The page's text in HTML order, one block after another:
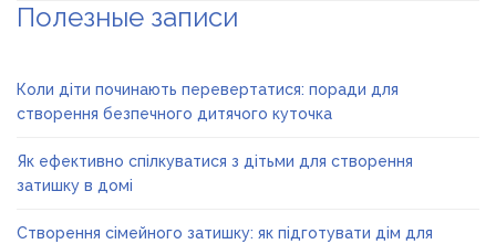
Полезные записи
Коли діти починають перевертатися: поради для
створення безпечного дитячого куточка
Як ефективно спілкуватися з дітьми для створення
затишку в домі
Створення сімейного затишку: як підготувати дім для